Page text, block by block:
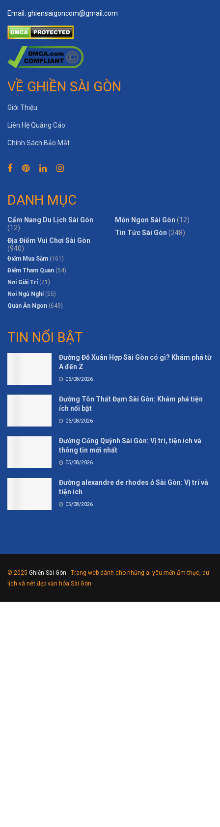
Email: ghiensaigoncom@gmail.com
VỀ GHIỀN SÀI GÒN
Giới Thiệu
Liên Hệ Quảng Cáo
Chính Sách Bảo Mật
DANH MỤC
Cẩm Nang Du Lịch Sài Gòn
(12)
Địa Điểm Vui Chơi Sài Gòn
(940)
Điểm Mua Sắm (161)
Điểm Tham Quan (54)
Nơi Giải Trí(21)
Nơi Ngủ Nghỉ (55)
Quán Ăn Ngon (649)
Món Ngon Sài Gòn (12)
Tin Tức Sài Gòn (248)
TIN NỔI BẬT
Đường Đỗ Xuân Hợp Sài Gòn có gì? Khám phá từ
A đến Z
06/08/2026
Đường Tôn Thất Đạm Sài Gòn: Khám phá tiện
ích nổi bật
06/08/2026
Đường Cống Quỳnh Sài Gòn: Vị trí, tiện ích và
thông tin mới nhất
05/08/2026
Đường alexandre de rhodes ở Sài Gòn: Vị trí và
tiện ích
05/08/2026
© 2025 Ghiền Sài Gòn - Trang web dành cho những ai yêu mến ẩm thực, du
lịch và nét đẹp văn hóa Sài Gòn.